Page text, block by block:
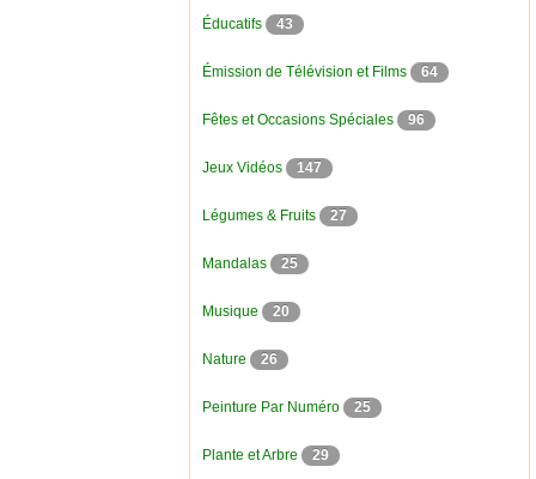
Éducatifs 43
Émission de Télévision et Films 64
Fêtes et Occasions Spéciales 96
Jeux Vidéos 147
Légumes & Fruits 27
Mandalas 25
Musique 20
Nature 26
Peinture Par Numéro 25
Plante et Arbre 29